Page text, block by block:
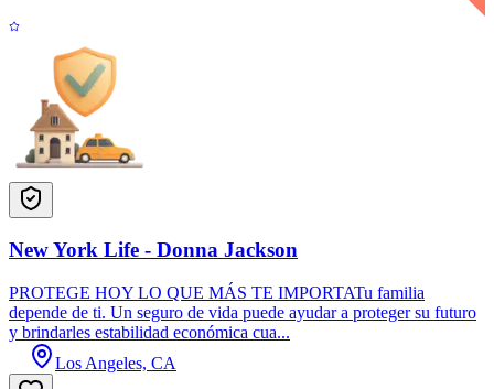
New York Life - Donna Jackson
PROTEGE HOY LO QUE MÁS TE IMPORTATu familia
depende de ti. Un seguro de vida puede ayudar a proteger su futuro
y brindarles estabilidad económica cua...
Los Angeles, CA